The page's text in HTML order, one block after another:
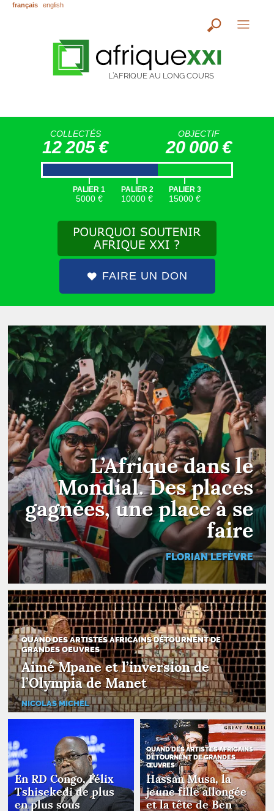
français english
L’AFRIQUE AU LONG COURS
COLLECTÉS
12 205 €
OBJECTIF
20 000 €
|
PALIER 1
5000 €
|
PALIER 2
10000 €
|
PALIER 3
15000 €
FAIRE UN DON
L’Afrique dans le
Mondial. Des places
gagnées, une place à se
faire
FLORIAN LEFÈVRE
QUAND DES ARTISTES AFRICAINS DÉTOURNENT DE
GRANDES OEUVRES
Aimé Mpane et l’inversion de
l’Olympia de Manet
NICOLAS MICHEL
EnRDCongo, Félix
Tshisekedi de plus
en plus sous
QUAND DES ARTISTES AFRICAINS
DÉTOURNENT DE GRANDES
ŒUVRES
Hassan Musa, la
jeune fille allongée
et la tête de Ben